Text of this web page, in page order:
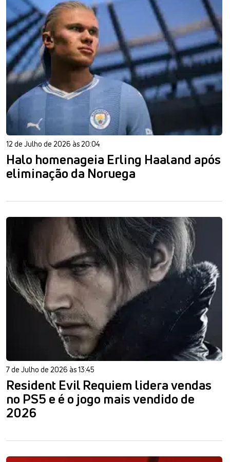
12 de Julho de 2026 às 20:04
Halo homenageia Erling Haaland após
eliminação da Noruega
7 de Julho de 2026 às 13:45
Resident Evil Requiem lidera vendas
no PS5 e é o jogo mais vendido de
2026